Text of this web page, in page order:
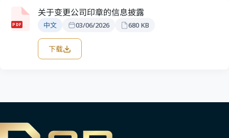
PDF
关于变更公司印章的信息披露
中文 03/06/2026 680 KB
下载